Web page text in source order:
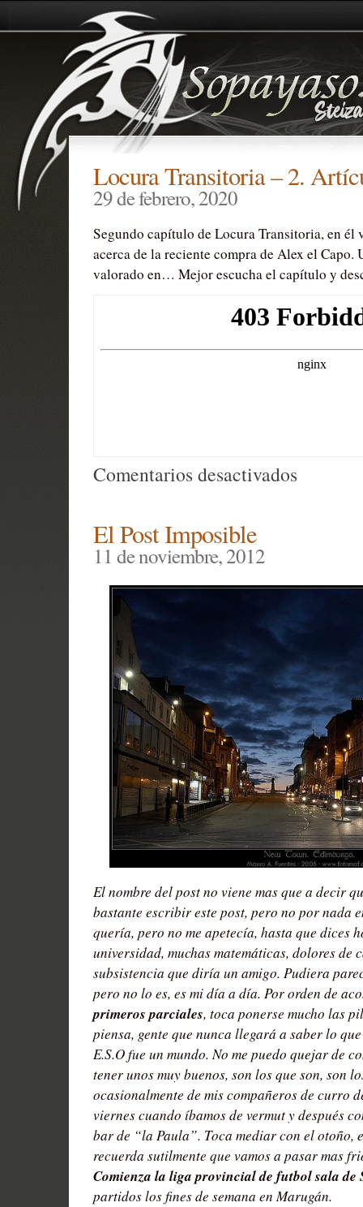
Locura Transitoria – 2.
29 de febrero, 2020
Segundo capítulo de Locura Transitoria, en él
acerca de la reciente compra de Alex el Capo.
valorado en… Mejor escucha el capítulo y
Comentarios desactivados
Artículos
El Post Imposible
11 de noviembre, 2012
El nombre del post no viene mas que a decir
bastante escribir este post, pero no por nada
quería, pero no me apetecía, hasta que dices
universidad, muchas matemáticas, dolores de
subsistencia que diría un amigo. Pudiera
pero no lo es, es mi día a día. Por orden de
primeros parciales, toca ponerse mucho las
piensa, gente que nunca llegará a saber lo
E.S.O fue un mundo. No me puedo quejar de
tener unos muy buenos, son los que son, son
ocasionalmente de mis compañeros de curro
viernes cuando íbamos de vermut y después
bar de “la Paula”. Toca mediar con el otoño,
recuerda sutilmente que vamos a pasar mas
Comienza la liga provincial de futbol sala de
partidos los fines de semana en Marugán.